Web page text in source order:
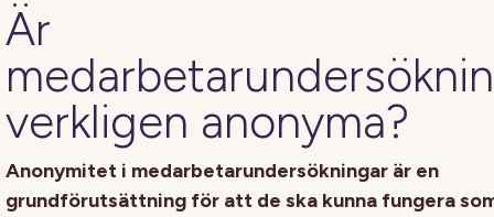
Är
verkligen anonyma?
Anonymitet i medarbetarundersökningar är en
grundförutsättning för att de ska kunna fungera